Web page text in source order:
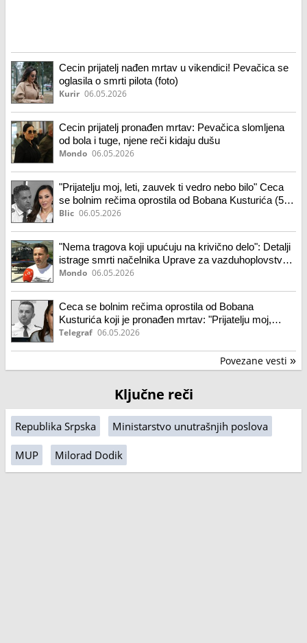
Cecin prijatelj nađen mrtav u vikendici! Pevačica se
oglasila o smrti pilota (foto)
Kurir 06.05.2026
Cecin prijatelj pronađen mrtav: Pevačica slomljena
od bola i tuge, njene reči kidaju dušu
Mondo 06.05.2026
"Prijatelju moj, leti, zauvek ti vedro nebo bilo" Ceca
se bolnim rečima oprostila od Bobana Kusturića (52)
koji je pronađen mrtav
Blic 06.05.2026
"Nema tragova koji upućuju na krivično delo": Detalji
istrage smrti načelnika Uprave za vazduhoplovstvo
MUP-a RS
Mondo 06.05.2026
Ceca se bolnim rečima oprostila od Bobana
Kusturića koji je pronađen mrtav: "Prijatelju moj,
zauvek ti..."
Telegraf 06.05.2026
Povezane vesti »
Ključne reči
Republika Srpska Ministarstvo unutrašnjih poslova
MUP Milorad Dodik